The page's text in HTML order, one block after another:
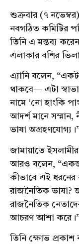
শুক্রবার (৭
নবগঠিত কমিটির
তিনি এ মন্তব্য
এলাকার বশির
এ্যানি বলেন,
থাকবে— এটা
নামে ‘নো হাংকি
আদর্শ মানে সম্মান,
ভাষা
জামায়াতে
আরও বলেন,
কীভাবে এই
রাজনৈতিক ভাষা?
রাজনৈতিক
আচরণ আশা
তিনি ক্ষোভ প্রকাশ